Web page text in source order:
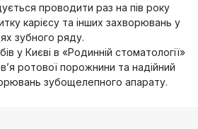
проводити раз на пів року
карієсу та інших захворювань у
зубного ряду.
у Києві в «Родинній стоматології»
ротової порожнини та надійний
зубощелепного апарату.